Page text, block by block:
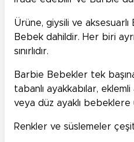
Ürüne, giysili ve
Bebek dahildir. Her biri
sınırlıdır.
Barbie Bebekler tek
tabanlı ayakkabılar,
veya düz ayaklı bebeklere
Renkler ve süslemeler